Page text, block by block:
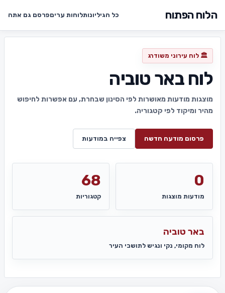
הלוח הפתוח כל הגיליונותלוחות עריםפרסם גם אתה
🏛️ לוח עירוני משודרג
לוח באר טוביה
מוצגות מודעות מאושרות לפי הסינון שבחרת, עם אפשרות לחיפוש
מהיר ומיקוד לפי קטגוריה.
פרסום מודעה חדשה צפייה במודעות
0
מודעות מוצגות
68
קטגוריות
באר טוביה
לוח מקומי, נקי ונגיש לתושבי העיר